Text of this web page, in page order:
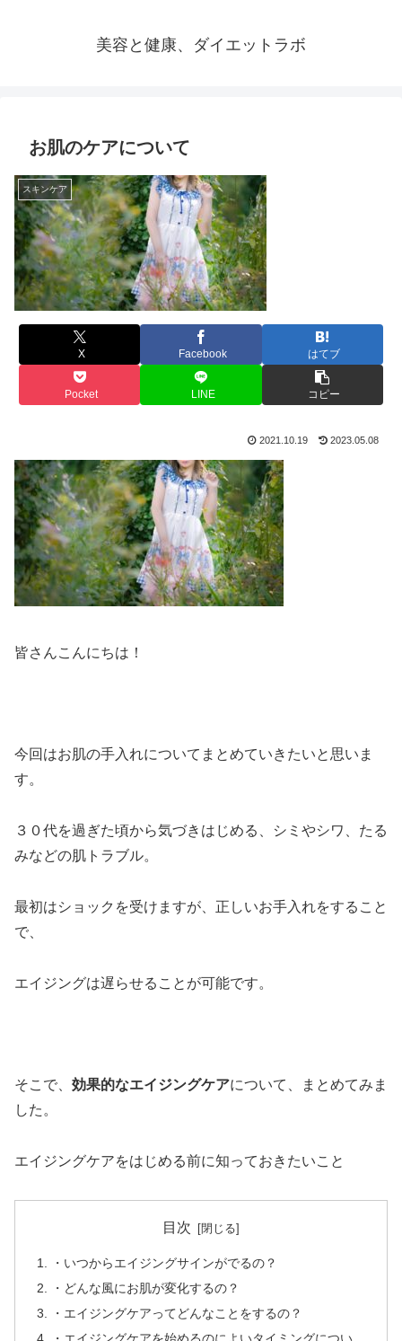
美容と健康、ダイエットラボ
お肌のケアについて
スキンケア
X Facebook はてブ
Pocket LINE コピー
2021.10.19 2023.05.08
皆さんこんにちは！
今回はお肌の手入れについてまとめていきたいと思いま
す。
３０代を過ぎた頃から気づきはじめる、シミやシワ、たる
みなどの肌トラブル。
最初はショックを受けますが、正しいお手入れをすること
で、
エイジングは遅らせることが可能です。
そこで、 効果的なエイジングケアについて、まとめてみま
した。
エイジングケアをはじめる前に知っておきたいこと
目次
・いつからエイジングサインがでるの？
・どんな風にお肌が変化するの？
・エイジングケアってどんなことをするの？